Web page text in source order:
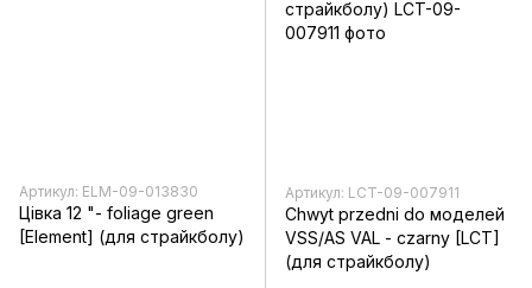
Артикул: ELM-09-013830
Цівка 12 "- foliage green
[Element] (для страйкболу)
Артикул: LCT-09-007911
Chwyt przedni do моделей
VSS/AS VAL - czarny [LCT]
(для страйкболу)